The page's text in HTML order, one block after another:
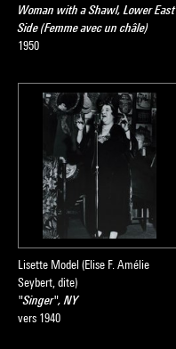
Woman with a Shawl, Lower East
Side (Femme avec un châle)
1950
Lisette Model (Elise F. Amélie
Seybert, dite)
"Singer", NY
vers 1940